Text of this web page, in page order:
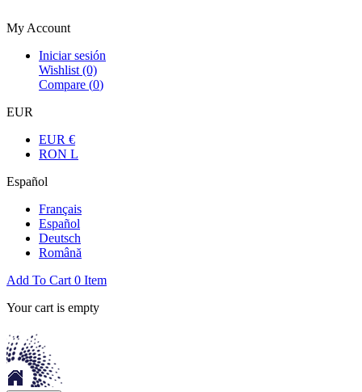
My Account
Iniciar sesión
Wishlist (0)
Compare (0)
EUR
EUR €
RON L
Español
Français
Español
Deutsch
Română
Add To Cart 0 Item
Your cart is empty